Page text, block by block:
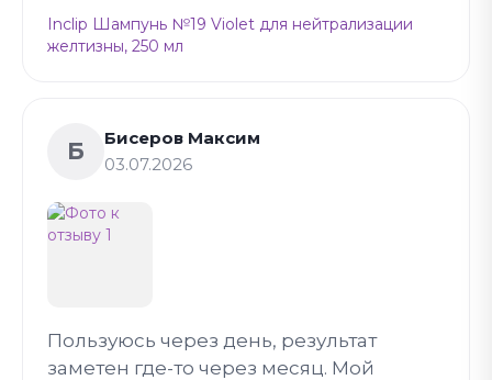
Inclip Шампунь №19 Violet для нейтрализации
желтизны, 250 мл
Б
Бисеров Максим
03.07.2026
Пользуюсь через день, результат
заметен где-то через месяц. Мой